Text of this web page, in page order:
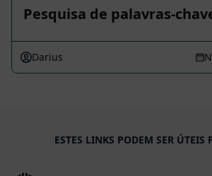
Pesquisa de palavras-
Darius
ESTES LINKS PODEM SER ÚTEIS